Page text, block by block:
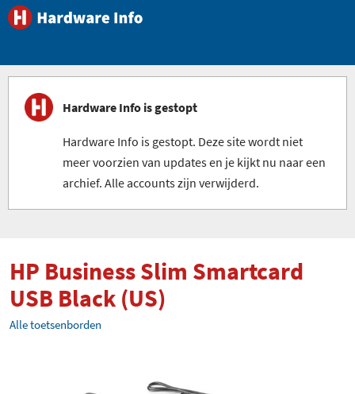
Hardware Info is gestopt
Hardware Info is gestopt. Deze site wordt niet
meer voorzien van updates en je kijkt nu naar een
archief. Alle accounts zijn verwijderd.
HP Business Slim Smartcard
USB Black (US)
Alle toetsenborden